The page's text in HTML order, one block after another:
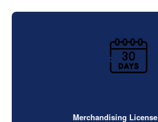
Merchandising License